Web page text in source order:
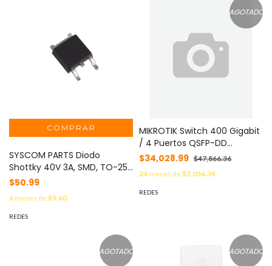
SYSCOM PARTS Diodo
Shottky 40V 3A, SMD, TO-252
MOD: MBRD340GO5ND
$50.99
6meses de$9.60
REDES
AGOTADO
MIKROTIK Switch 400 Gigabit
/ 4 Puertos QSFP-DD
400G/200G/100G/50G/40G
+ 2 Puertos 1G/10G / Fuentes
Hot-Swap / Breakout Multi-
Velocidad / AI y GPU Clusters
$34,028.99 $47,866.36
24meses de$2,056.34
REDES
AGOTADO AGOTADO